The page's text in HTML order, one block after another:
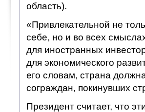
область).
«Привлекательной не
себе, но и во всех
для иностранных
для экономического
его словам, страна
сограждан, покинувших
Президент считает, что